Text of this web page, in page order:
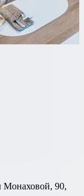
Монаховой, 90,